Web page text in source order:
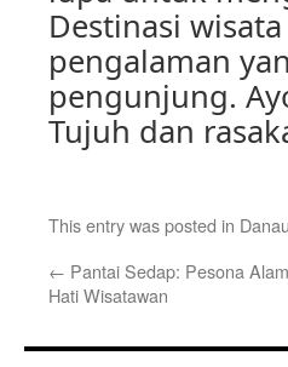
Destinasi
pengalaman
pengunjung.
Tujuh dan
This entry was posted in
← Pantai Sedap: Pesona
Hati Wisatawan